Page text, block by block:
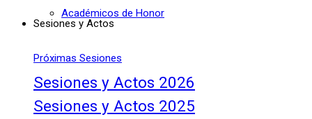
Académicos de Honor
Sesiones y Actos
Próximas Sesiones
Sesiones y Actos 2026
Sesiones y Actos 2025